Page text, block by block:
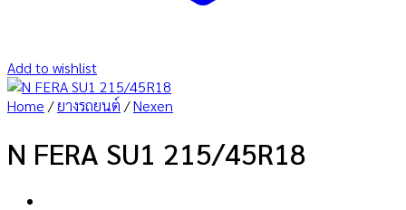
Add to wishlist
Home /ยางรถยนต์ /Nexen
N FERA SU1 215/45R18